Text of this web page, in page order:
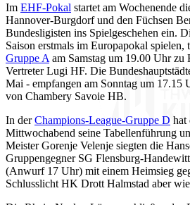
Im EHF-Pokal startet am Wochenende
Hannover-Burgdorf und den Füchsen
Bundesligisten ins Spielgeschehen ein.
Saison erstmals im Europapokal
Gruppe A am Samstag um 19.00 Uhr zu
Vertreter Lugi HF. Die
Mai - empfangen am Sonntag um 17.15
von Chambery Savoie HB.
In derChampions-League-Gruppe D hat
Mittwochabend seine Tabellenführung
Meister Gorenje Velenje siegten die
Gruppengegner SG Flensburg-
(Anwurf 17 Uhr) mit einem Heimsieg
Schlusslicht HK Drott Halmstad aber